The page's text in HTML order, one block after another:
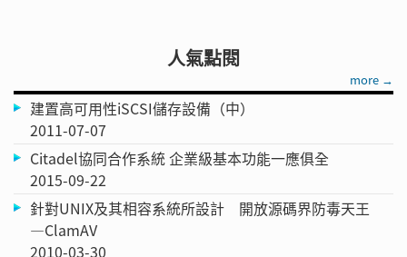
人氣點閱
more →
建置高可用性iSCSI儲存設備（中）
2011-07-07
Citadel協同合作系統 企業級基本功能一應俱全
2015-09-22
針對UNIX及其相容系統所設計 開放源碼界防毒天王
—ClamAV
2010-03-30